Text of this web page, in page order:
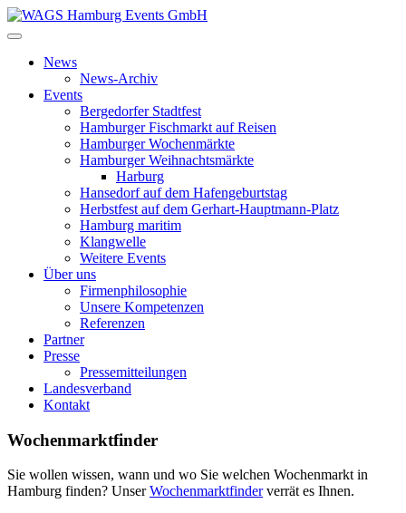
News
News-Archiv
Events
Bergedorfer Stadtfest
Hamburger Fischmarkt auf Reisen
Hamburger Wochenmärkte
Hamburger Weihnachtsmärkte
Harburg
Hansedorf auf dem Hafengeburtstag
Herbstfest auf dem Gerhart-Hauptmann-Platz
Hamburg maritim
Klangwelle
Weitere Events
Über uns
Firmenphilosophie
Unsere Kompetenzen
Referenzen
Partner
Presse
Pressemitteilungen
Landesverband
Kontakt
Wochenmarktfinder
Sie wollen wissen, wann und wo Sie welchen Wochenmarkt in
Hamburg finden? UnserWochenmarktfinderverrät es Ihnen.